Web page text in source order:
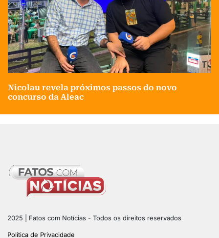
Nicolau revela próximos passos do novo
concurso da Aleac
2025 | Fatos com Notícias - Todos os direitos reservados
Política de Privacidade